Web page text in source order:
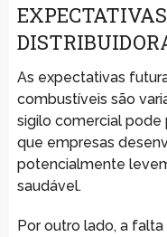
As expectativas
combustíveis são
sigilo comercial pode
que empresas
potencialmente
saudável.
Por outro lado, a